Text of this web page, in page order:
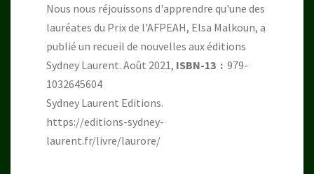
Nous nous réjouissons d'apprendre qu'une des
lauréates du Prix de l'AFPEAH, Elsa Malkoun, a
publié un recueil de nouvelles aux éditions
Sydney Laurent. Août 2021,
ISBN-13 ‏ : ‎ 979-
1032645604
Sydney Laurent Editions.
https://editions-sydney-
laurent.fr/livre/laurore/